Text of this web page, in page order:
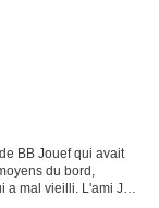
BB Jouef qui avait
du bord,
a mal vieilli. L'ami JP